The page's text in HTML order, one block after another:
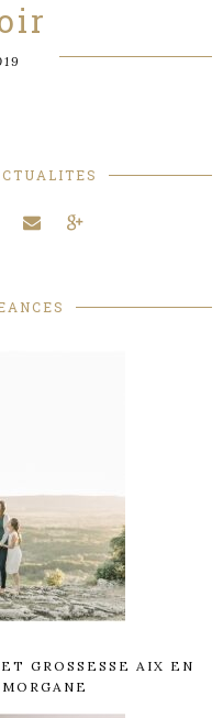
GROSSESSE AIX EN